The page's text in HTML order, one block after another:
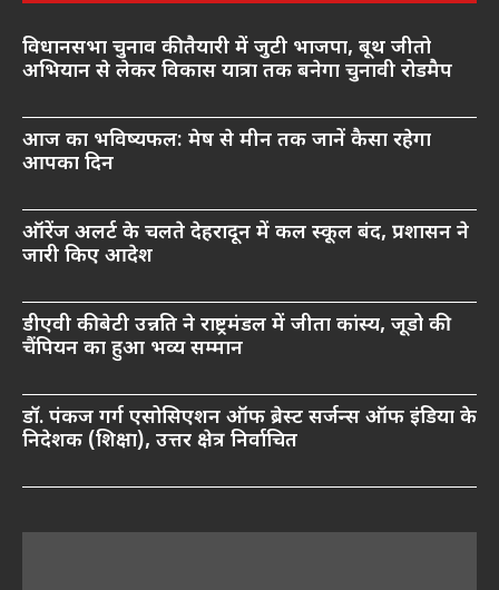
विधानसभा चुनाव की तैयारी में जुटी भाजपा, बूथ जीतो
अभियान से लेकर विकास यात्रा तक बनेगा चुनावी रोडमैप
आज का भविष्यफल: मेष से मीन तक जानें कैसा रहेगा
आपका दिन
ऑरेंज अलर्ट के चलते देहरादून में कल स्कूल बंद, प्रशासन ने
जारी किए आदेश
डीएवी की बेटी उन्नति ने राष्ट्रमंडल में जीता कांस्य, जूडो की
चैंपियन का हुआ भव्य सम्मान
डॉ. पंकज गर्ग एसोसिएशन ऑफ ब्रेस्ट सर्जन्स ऑफ इंडिया के
निदेशक (शिक्षा), उत्तर क्षेत्र निर्वाचित